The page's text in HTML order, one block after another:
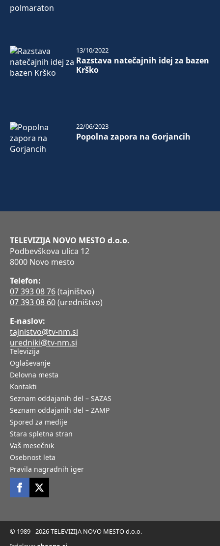
Razstava natečajnih idej za bazen
Krško
13/10/2022
Popolna zapora na Gorjancih
22/06/2023
TELEVIZIJA NOVO MESTO d.o.o.
Podbevškova ulica 12
8000 Novo mesto
Telefon:
07 393 08 76(tajništvo)
07 393 08 60(uredništvo)
E-naslov:
tajnistvo@tv-nm.si
uredniki@tv-nm.si
Televizija
Oglaševanje
Delovna mesta
Kontakti
Seznam oddajanih del – SAZAS
Seznam oddajanih del – ZAMP
Spored za medije
Stara spletna stran
Vaš mesečnik
Osebnost leta
Pravila nagradnih iger
© 1989 - 2026 TELEVIZIJA NOVO MESTO d.o.o.